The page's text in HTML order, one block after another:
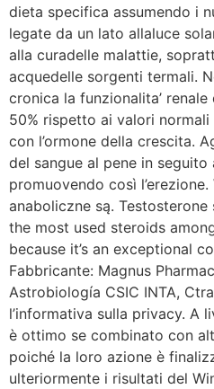
dieta specifica assumendo i
legate da un lato allaluce
alla curadelle malattie,
acquedelle sorgenti termali.
cronica la funzionalita’
50% rispetto ai valori
con l’ormone della crescita.
del sangue al pene in seguito
promuovendo così
anaboliczne są.
the most used steroids
because it’s an exceptional
Fabbricante: Magnus
Astrobiología CSIC INTA,
l’informativa sulla privacy. A
è ottimo se combinato con
poiché la loro azione è
ulteriormente i risultati del